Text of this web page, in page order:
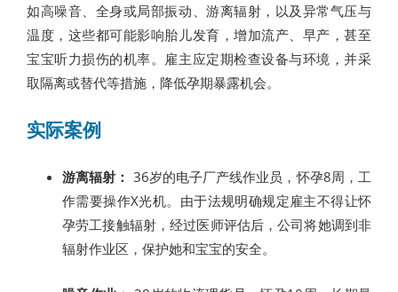
如高噪音、全身或局部振动、游离辐射，以及异常气压与
温度，这些都可能影响胎儿发育，增加流产、早产，甚至
宝宝听力损伤的机率。雇主应定期检查设备与环境，并采
取隔离或替代等措施，降低孕期暴露机会。
实际案例
游离辐射： 36岁的电子厂产线作业员，怀孕8周，工
作需要操作X光机。由于法规明确规定雇主不得让怀
孕劳工接触辐射，经过医师评估后，公司将她调到非
辐射作业区，保护她和宝宝的安全。